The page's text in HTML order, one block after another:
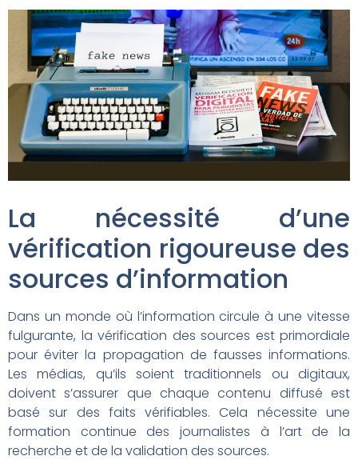
La nécessité d’une
vérification rigoureuse des
sources d’information
Dans un monde où l’information circule à une vitesse
fulgurante, la vérification des sources est primordiale
pour éviter la propagation de fausses informations.
Les médias, qu’ils soient traditionnels ou digitaux,
doivent s’assurer que chaque contenu diffusé est
basé sur des faits vérifiables. Cela nécessite une
formation continue des journalistes à l’art de la
recherche et de la validation des sources.